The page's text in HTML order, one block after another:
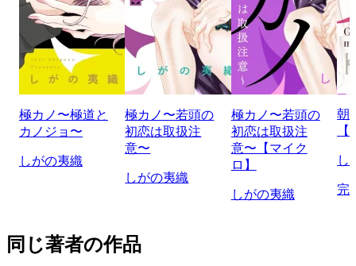
極カノ〜極道と
カノジョ〜
しがの夷織
極カノ〜若頭の
初恋は取扱注
意〜
しがの夷織
極カノ〜若頭の
初恋は取扱注
意〜【マイク
ロ】
しがの夷織
朝
し
完
同じ著者の作品